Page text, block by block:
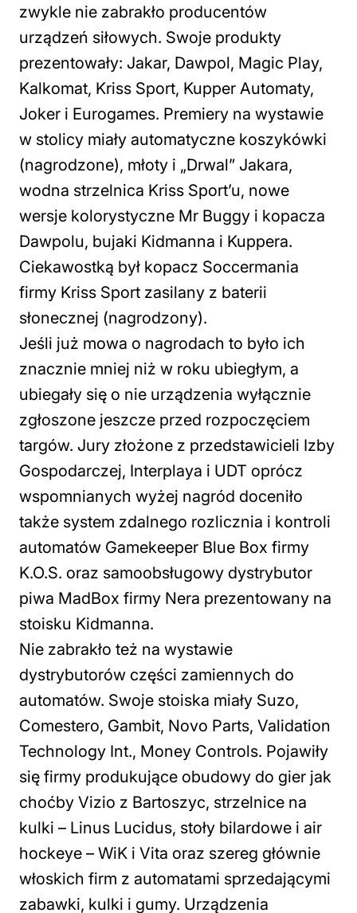
zwykle nie zabrakło producentów
urządzeń siłowych. Swoje produkty
prezentowały: Jakar, Dawpol, Magic Play,
Kalkomat, Kriss Sport, Kupper Automaty,
Joker i Eurogames. Premiery na wystawie
w stolicy miały automatyczne koszykówki
(nagrodzone), młoty i „Drwal” Jakara,
wodna strzelnica Kriss Sport’u, nowe
wersje kolorystyczne Mr Buggy i kopacza
Dawpolu, bujaki Kidmanna i Kuppera.
Ciekawostką był kopacz Soccermania
firmy Kriss Sport zasilany z baterii
słonecznej (nagrodzony).
Jeśli już mowa o nagrodach to było ich
znacznie mniej niż w roku ubiegłym, a
ubiegały się o nie urządzenia wyłącznie
zgłoszone jeszcze przed rozpoczęciem
targów. Jury złożone z przedstawicieli Izby
Gospodarczej, Interplaya i UDT oprócz
wspomnianych wyżej nagród doceniło
także system zdalnego rozlicznia i kontroli
automatów Gamekeeper Blue Box firmy
K.O.S. oraz samoobsługowy dystrybutor
piwa MadBox firmy Nera prezentowany na
stoisku Kidmanna.
Nie zabrakło też na wystawie
dystrybutorów części zamiennych do
automatów. Swoje stoiska miały Suzo,
Comestero, Gambit, Novo Parts, Validation
Technology Int., Money Controls. Pojawiły
się firmy produkujące obudowy do gier jak
choćby Vizio z Bartoszyc, strzelnice na
kulki – Linus Lucidus, stoły bilardowe i air
hockeye – WiK i Vita oraz szereg głównie
włoskich firm z automatami sprzedającymi
zabawki, kulki i gumy. Urządzenia